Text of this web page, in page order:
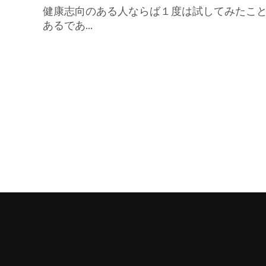
健康志向のある人ならば１度は試してみたこ
あるであ...